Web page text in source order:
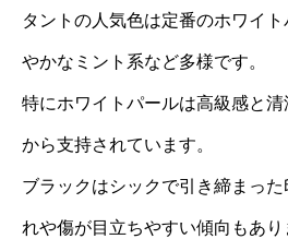
タントの人気色は定番のホワイ
やかなミント系など多様です。
特にホワイトパールは高級感と
から支持されています。
ブラックはシックで引き締まっ
れや傷が目立ちやすい傾向もあり